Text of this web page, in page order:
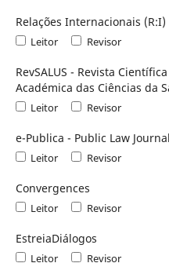
Relações Internacionais (R:I)
Leitor Revisor
RevSALUS - Revista
Académica das Ciências da
Leitor Revisor
e-Publica - Public Law Journal
Leitor Revisor
Convergences
Leitor Revisor
EstreiaDiálogos
Leitor Revisor